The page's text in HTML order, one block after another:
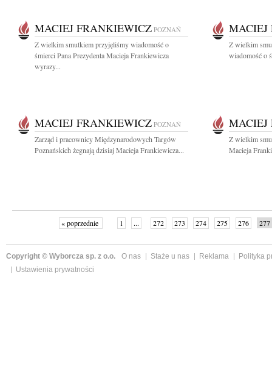
MACIEJ FRANKIEWICZ POZNAŃ
Z wielkim smutkiem przyjęliśmy wiadomość o
śmierci Pana Prezydenta Macieja Frankiewicza
wyrazy...
MACIEJ
Z wielkim
wiadomość o
MACIEJ FRANKIEWICZ POZNAŃ
Zarząd i pracownicy Międzynarodowych Targów
Poznańskich żegnają dzisiaj Macieja Frankiewicza...
MACIEJ
Z wielkim
Macieja
« poprzednie 1 ... 272 273 274 275 276 277
Copyright © Wyborcza sp. z o.o. O nas Staże u nas Reklama
Polityka
Ustawienia prywatności